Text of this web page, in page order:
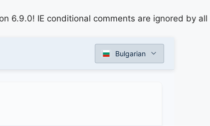
6.9.0! IE conditional comments are ignored by all
Bulgarian